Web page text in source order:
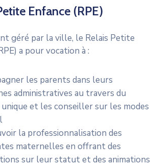
Enfance (RPE)
géré par la ville, le Relais Petite
a pour vocation à :
les parents dans leurs
administratives au travers du
et les conseiller sur les modes
la professionnalisation des
maternelles en offrant des
sur leur statut et des animations